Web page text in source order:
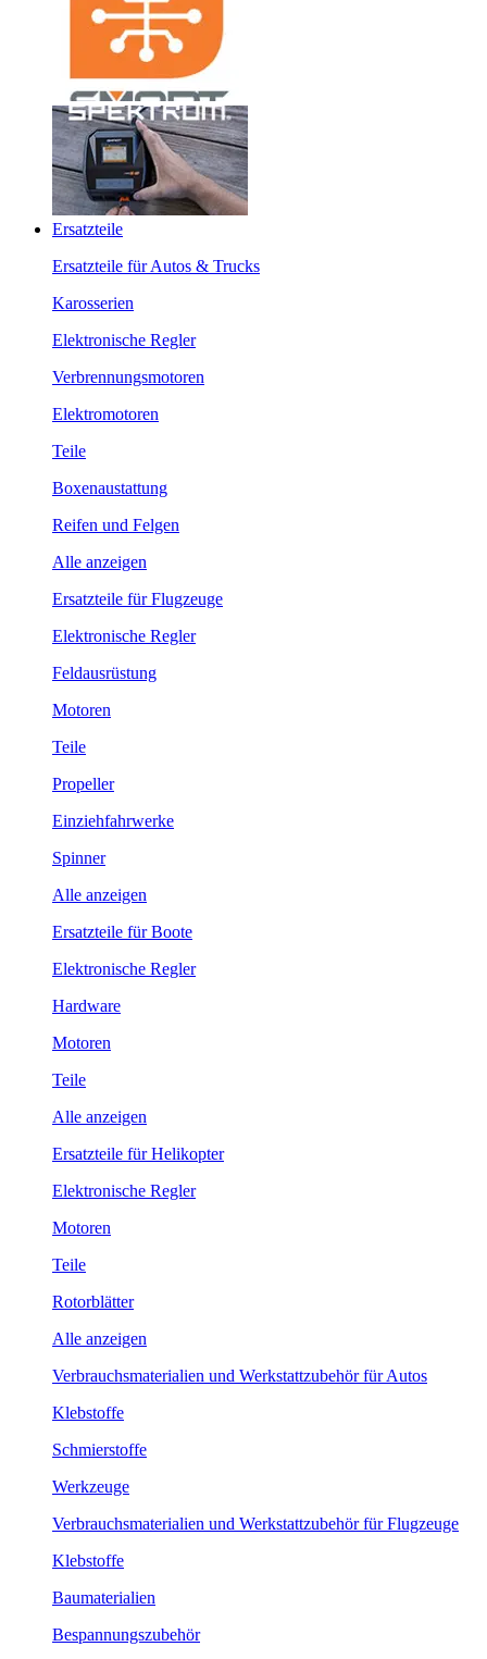
Ersatzteile
Ersatzteile für Autos & Trucks
Karosserien
Elektronische Regler
Verbrennungsmotoren
Elektromotoren
Teile
Boxenaustattung
Reifen und Felgen
Alle anzeigen
Ersatzteile für Flugzeuge
Elektronische Regler
Feldausrüstung
Motoren
Teile
Propeller
Einziehfahrwerke
Spinner
Alle anzeigen
Ersatzteile für Boote
Elektronische Regler
Hardware
Motoren
Teile
Alle anzeigen
Ersatzteile für Helikopter
Elektronische Regler
Motoren
Teile
Rotorblätter
Alle anzeigen
Verbrauchsmaterialien und Werkstattzubehör für Autos
Klebstoffe
Schmierstoffe
Werkzeuge
Verbrauchsmaterialien und Werkstattzubehör für Flugzeuge
Klebstoffe
Baumaterialien
Bespannungszubehör